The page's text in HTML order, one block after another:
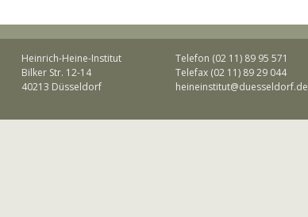
Heinrich-Heine-Institut
Bilker Str. 12-14
40213 Düsseldorf
Telefon (02 11) 89 95 571
Telefax (02 11) 89 29 044
heineinstitut@duesseldorf.de